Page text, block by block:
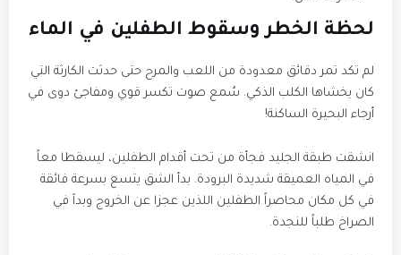
​لحظة الخطر وسقوط الطفلين في الماء
​لم تكد تمر دقائق معدودة من اللعب والمرح حتى حدثت الكارثة التي
كان يخشاها الكلب الذكي. سُمع صوت تكسر قوي ومفاجئ دوى في
أرجاء البحيرة الساكنة!
​انشقت طبقة الجليد فجأة من تحت أقدام الطفلين، ليسقطا معاً
في المياه العميقة شديدة البرودة. بدأ الشق يتسع بسرعة فائقة
في كل مكان محاصراً الطفلين اللذين عجزا عن الخروج وبدآ في
الصراخ طلباً للنجدة.